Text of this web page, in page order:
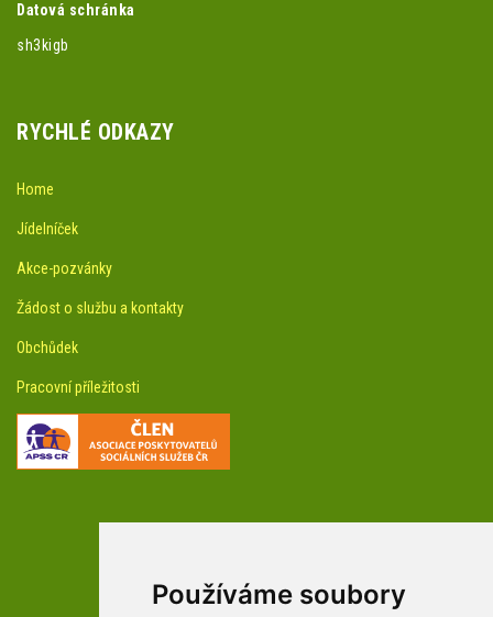
Používáme soubory
Datová schránka
sh3kigb
RYCHLÉ ODKAZY
Home
Jídelníček
Akce-pozvánky
Žádost o službu a kontakty
Obchůdek
Pracovní příležitosti
facebookové profily domova a arboreta